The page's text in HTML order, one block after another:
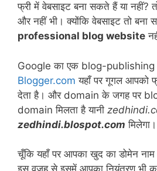
फ्री में वेबसाइट बना सकते हैं या नहीं?
और नहीं भी। क्योंकि वेबसाइट तो बना
professional blog website
Google का एक blog-publishing
Blogger.com यहाँ पर गूगल आपको
देता है। और domain के जगह पर
domain मिलता है यानी
zedhindi.blospot.com मिलेगा।
चूँकि यहाँ पर आपका खुद का डोमेन नाम
इस वजह से इसमें आपका नियंत्रण भी